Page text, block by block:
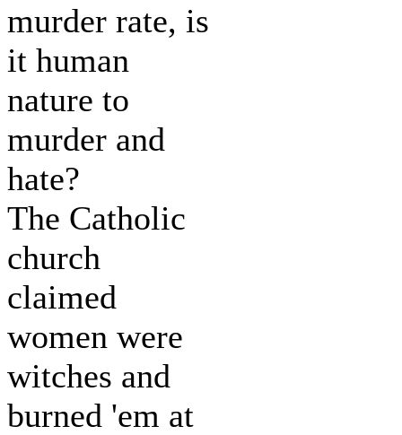
murder rate, is
it human
nature to
murder and
hate?
The Catholic
church
claimed
women were
witches and
burned 'em at